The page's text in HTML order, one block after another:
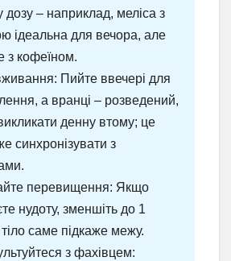
дозу – наприклад, меліса з
ідеальна для вечора, але
з кофеїном.
Пийте ввечері для
а вранці – розведений,
денну втому; це
синхронізувати з
перевищення: Якщо
нудоту, зменшіть до 1
саме підкаже межу.
з фахівцем: